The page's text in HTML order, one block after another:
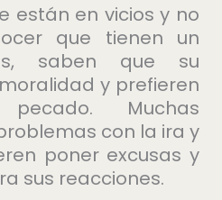
están en vicios y no
que tienen un
saben que su
y prefieren
Muchas
con la ira y
poner excusas y
sus reacciones.